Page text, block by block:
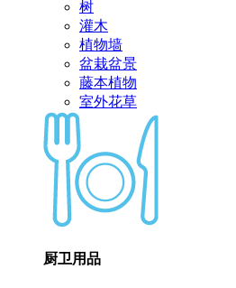
树
灌木
植物墙
盆栽盆景
藤本植物
室外花草
厨卫用品